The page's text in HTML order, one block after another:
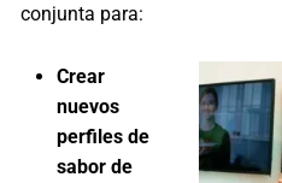
conjunta para:
Crear
nuevos
perfiles de
sabor de